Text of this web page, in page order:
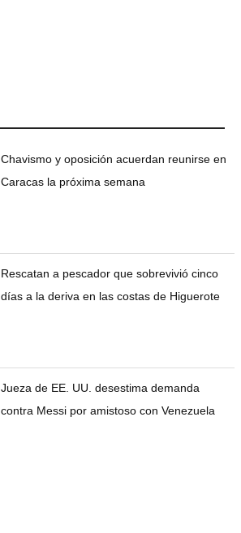
Chavismo y oposición acuerdan reunirse en
Caracas la próxima semana
Rescatan a pescador que sobrevivió cinco
días a la deriva en las costas de Higuerote
Jueza de EE. UU. desestima demanda
contra Messi por amistoso con Venezuela